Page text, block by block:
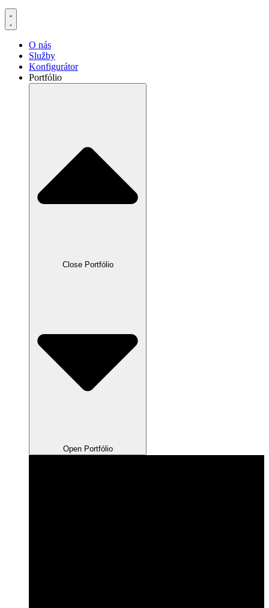
O nás
Služby
Konfigurátor
Portfólio
Close Portfólio
Open Portfólio